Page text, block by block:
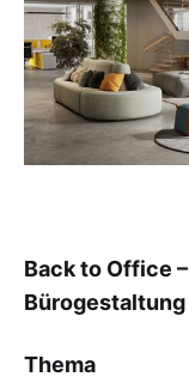
Back to Office
Thema